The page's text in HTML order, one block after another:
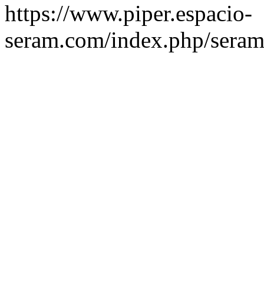
https://www.piper.espacio-
seram.com/index.php/